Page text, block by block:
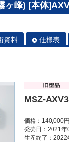
ヶ峰) [本体
資料 仕様表
MSZ-
価格：140,000円
発売日：2021年
生産終了：2022